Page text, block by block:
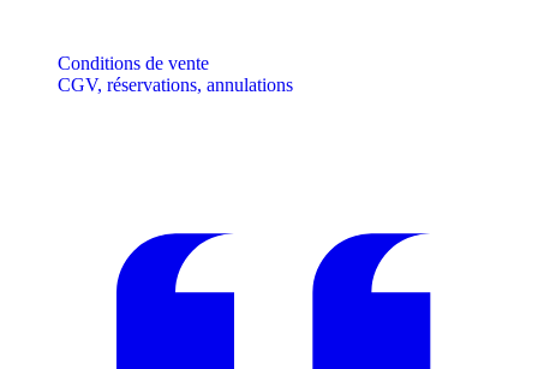
Conditions de vente
CGV, réservations, annulations